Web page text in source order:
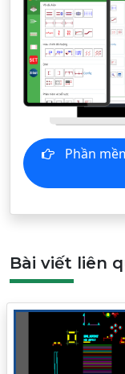
Phần mềm QuickDraw - Tiện ích vẽ
Bài viết liên